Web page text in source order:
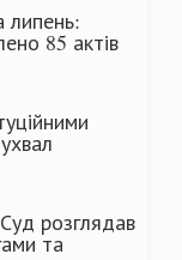
85 актів
розглядав
та